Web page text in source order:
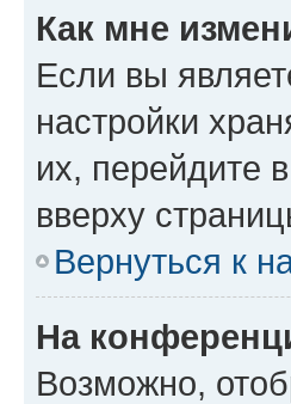
Как мне
Если вы
настройки
их, перейдите
вверху
Вернуться к
На
Возможно,